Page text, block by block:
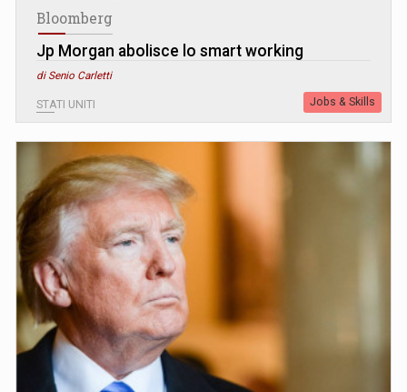
Bloomberg
Jp Morgan abolisce lo smart working
di Senio Carletti
STATI UNITI Jobs & Skills